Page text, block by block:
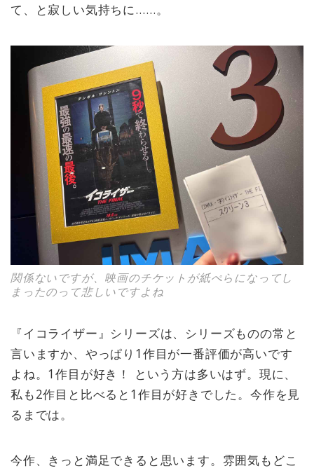
て、と寂しい気持ちに……。
関係ないですが、映画のチケットが紙ぺらになってし
まったのって悲しいですよね
『イコライザー』シリーズは、シリーズものの常と
言いますか、やっぱり1作目が一番評価が高いです
よね。1作目が好き！ という方は多いはず。現に、
私も2作目と比べると1作目が好きでした。今作を見
るまでは。
今作、きっと満足できると思います。雰囲気もどこ